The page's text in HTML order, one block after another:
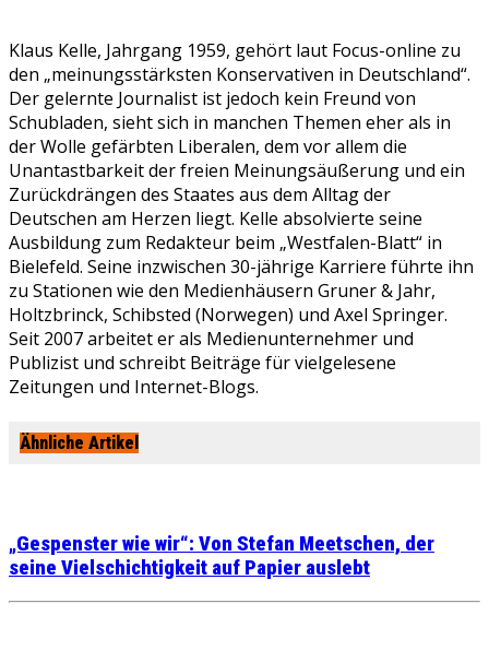
Klaus Kelle, Jahrgang 1959, gehört laut Focus-online zu
den „meinungsstärksten Konservativen in Deutschland“.
Der gelernte Journalist ist jedoch kein Freund von
Schubladen, sieht sich in manchen Themen eher als in
der Wolle gefärbten Liberalen, dem vor allem die
Unantastbarkeit der freien Meinungsäußerung und ein
Zurückdrängen des Staates aus dem Alltag der
Deutschen am Herzen liegt. Kelle absolvierte seine
Ausbildung zum Redakteur beim „Westfalen-Blatt“ in
Bielefeld. Seine inzwischen 30-jährige Karriere führte ihn
zu Stationen wie den Medienhäusern Gruner & Jahr,
Holtzbrinck, Schibsted (Norwegen) und Axel Springer.
Seit 2007 arbeitet er als Medienunternehmer und
Publizist und schreibt Beiträge für vielgelesene
Zeitungen und Internet-Blogs.
Ähnliche Artikel
„Gespenster wie wir“: Von Stefan Meetschen, der
seine Vielschichtigkeit auf Papier auslebt